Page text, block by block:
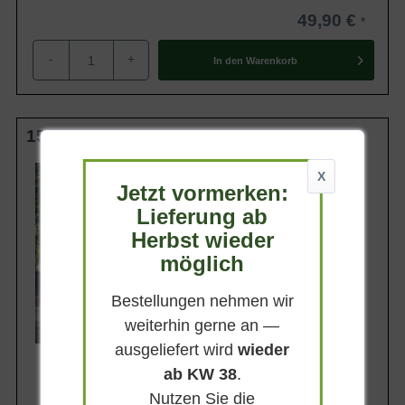
49,90 €
- + In den Warenkorb
150-175 cm C5
Belaubung
Immergrün
Blatt- / Nadelfarbe
Dunkelgrün
Sonnig-halbschattig
Lieferbar
X
Jetzt vormerken:
Lieferung ab
Herbst wieder
möglich
Bestellungen nehmen wir
weiterhin gerne an —
ausgeliefert wirdwieder
ab KW 38.
Nutzen Sie die